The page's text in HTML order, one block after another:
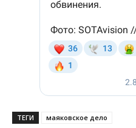
ТЕГИ маяковское дело